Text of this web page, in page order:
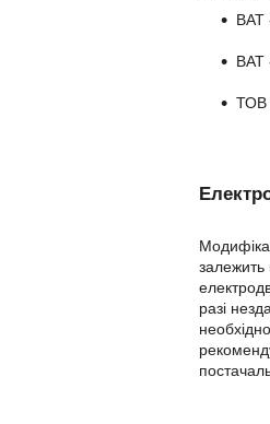
ВАТ
ВАТ
ТОВ
залежить
разі